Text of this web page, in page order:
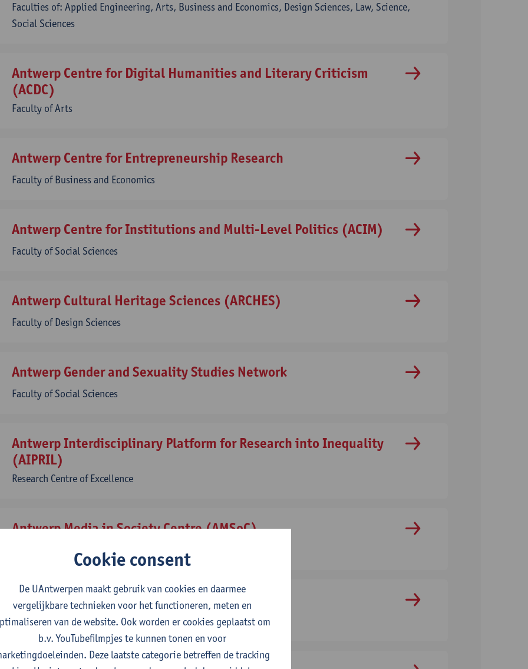
Faculties of: Applied Engineering, Arts, Business and Economics, Design Sciences, Law, Science,
Social Sciences
Antwerp Centre for Digital Humanities and Literary Criticism
(ACDC)
Faculty of Arts
Antwerp Centre for Entrepreneurship Research
Faculty of Business and Economics
Antwerp Centre for Institutions and Multi-Level Politics (ACIM)
Faculty of Social Sciences
Antwerp Cultural Heritage Sciences (ARCHES)
Faculty of Design Sciences
Antwerp Gender and Sexuality Studies Network
Faculty of Social Sciences
Antwerp Interdisciplinary Platform for Research into Inequality
(AIPRIL)
Research Centre of Excellence
Antwerp Media in Society Centre (AMSoC)
Faculty of Social Sciences
Antwerp Operations (ANT/OR)
Faculty of Business and Economics
Cookie consent
De UAntwerpen maakt gebruik van cookies en daarmee
vergelijkbare technieken voor het functioneren, meten en
van de website. Ook worden er cookies geplaatst om
b.v. YouTubefilmpjes te kunnen tonen en voor
Deze laatste categorie betreffen de tracking